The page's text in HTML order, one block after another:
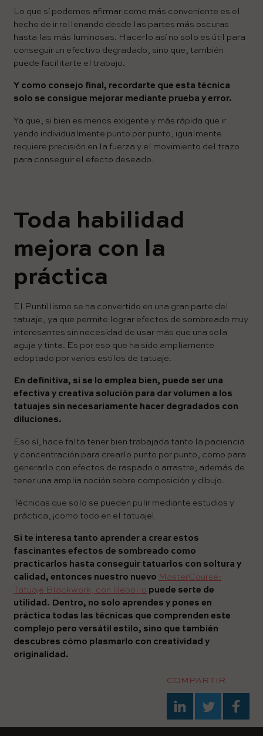
Lo que sí podemos afirmar como más conveniente es el
hecho de ir rellenando desde las partes más oscuras
hasta las más luminosas. Hacerlo así no solo es útil para
conseguir un efectivo degradado, sino que, también
puede facilitarte el trabajo.
Y como consejo final, recordarte que esta técnica
solo se consigue mejorar mediante prueba y error.
Ya que, si bien es menos exigente y más rápida que ir
yendo individualmente punto por punto, igualmente
requiere precisión en la fuerza y el movimiento del trazo
para conseguir el efecto deseado.
Toda habilidad
mejora con la
práctica
El Puntillismo se ha convertido en una gran parte del
tatuaje, ya que permite lograr efectos de sombreado muy
interesantes sin necesidad de usar más que una sola
aguja y tinta. Es por eso que ha sido ampliamente
adoptado por varios estilos de tatuaje.
En definitiva, si se lo emplea bien, puede ser una
efectiva y creativa solución para dar volumen a los
tatuajes sin necesariamente hacer degradados con
diluciones.
Eso sí, hace falta tener bien trabajada tanto la paciencia
y concentración para crearlo punto por punto, como para
generarlo con efectos de raspado o arrastre; además de
tener una amplia noción sobre composición y dibujo.
Técnicas que solo se pueden pulir mediante estudios y
práctica, ¡como todo en el tatuaje!
Si te interesa tanto aprender a crear estos
fascinantes efectos de sombreado como
practicarlos hasta conseguir tatuarlos con soltura y
calidad, entonces nuestro nuevo MasterCourse:
Tatuaje Blackwork, con Rebollo puede serte de
utilidad. Dentro, no solo aprendes y pones en
práctica todas las técnicas que comprenden este
complejo pero versátil estilo, sino que también
descubres cómo plasmarlo con creatividad y
originalidad.
COMPARTIR